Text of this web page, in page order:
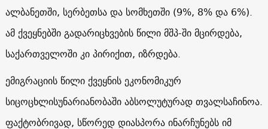
ალბანეთში, სერბეთსა და სომხეთში (9%, 8% და 6%).
ამ ქვეყნებში გადარიცხვების წილი მშპ-ში მცირდება,
საქართველოში კი პირიქით, იზრდება.
ემიგრაციის წილი ქვეყნის ეკონომიკურ
სიცოცხლისუნარიანობაში აბსოლუტურად თვალსაჩინოა.
ფაქტობრივად, სწორედ დიასპორა ინარჩუნებს იმ